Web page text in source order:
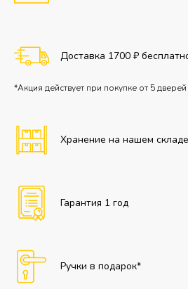
Доставка 1700 ₽
*Акция действует при покупке от 5 дверей
Хранение на нашем
Гарантия 1 год
Ручки в подарок*